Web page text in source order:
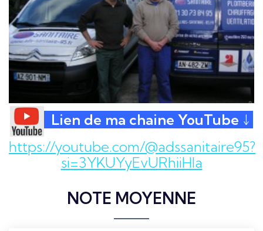
Lien de ma chaine YouTube ↓
https://youtube.com/@adssanitaire95?
si=3YKUYyEvURhiiHla
NOTE MOYENNE